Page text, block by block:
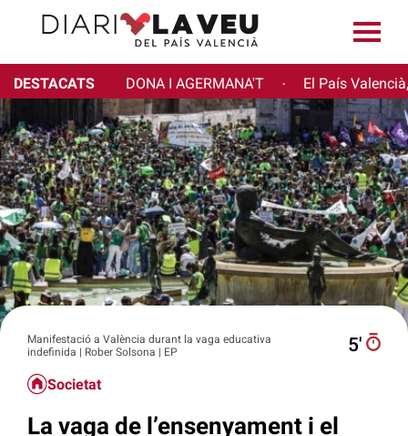
DESTACATS DONA I AGERMANA'T · El País
Manifestació a València durant la vaga educativa
indefinida | Rober Solsona | EP
5′
Societat
La vaga de l’ensenyament i el